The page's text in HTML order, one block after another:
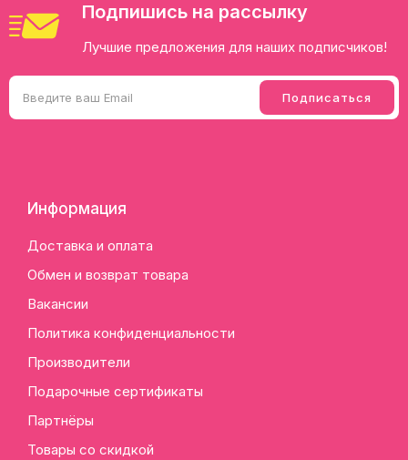
Подпишись на рассылку
Лучшие предложения для наших подписчиков!
Информация
Доставка и оплата
Обмен и возврат товара
Вакансии
Политика конфиденциальности
Производители
Подарочные сертификаты
Партнёры
Товары со скидкой